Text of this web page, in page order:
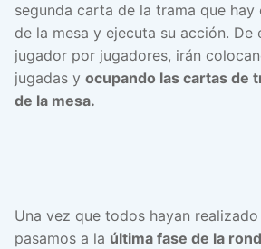
segunda carta de la trama que hay
de la mesa y ejecuta su acción. De
jugador por jugadores, irán
jugadas y ocupando las cartas de
de la mesa.
Una vez que todos hayan
pasamos a la última fase de la